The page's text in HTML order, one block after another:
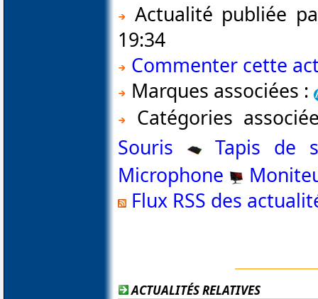
Actualité publiée
19:34
Commenter cette
Marques associées :
Catégories
Souris
Tapis de
Microphone
Flux RSS des
ACTUALITÉS RELATIVES